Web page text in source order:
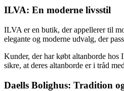
ILVA: En moderne livsstil
ILVA er en butik, der appellerer til
elegante og moderne udvalg, der
Kunder, der har købt altanborde hos
sikre, at deres altanborde er i tråd
Daells Bolighus: Tradition